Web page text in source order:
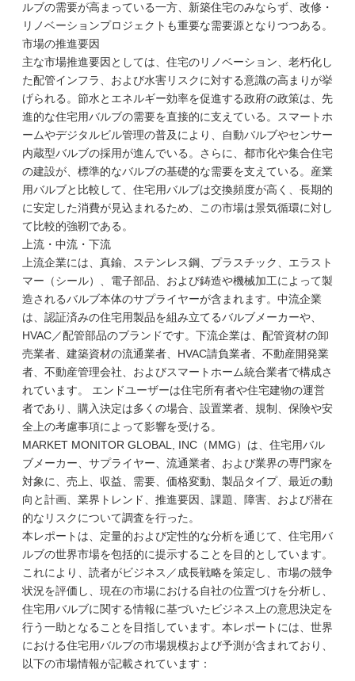
ルブの需要が高まっている一方、新築住宅のみならず、改修・
リノベーションプロジェクトも重要な需要源となりつつある。
市場の推進要因
主な市場推進要因としては、住宅のリノベーション、老朽化し
た配管インフラ、および水害リスクに対する意識の高まりが挙
げられる。節水とエネルギー効率を促進する政府の政策は、先
進的な住宅用バルブの需要を直接的に支えている。スマートホ
ームやデジタルビル管理の普及により、自動バルブやセンサー
内蔵型バルブの採用が進んでいる。さらに、都市化や集合住宅
の建設が、標準的なバルブの基礎的な需要を支えている。産業
用バルブと比較して、住宅用バルブは交換頻度が高く、長期的
に安定した消費が見込まれるため、この市場は景気循環に対し
て比較的強靭である。
上流・中流・下流
上流企業には、真鍮、ステンレス鋼、プラスチック、エラスト
マー（シール）、電子部品、および鋳造や機械加工によって製
造されるバルブ本体のサプライヤーが含まれます。中流企業
は、認証済みの住宅用製品を組み立てるバルブメーカーや、
HVAC／配管部品のブランドです。下流企業は、配管資材の卸
売業者、建築資材の流通業者、HVAC請負業者、不動産開発業
者、不動産管理会社、およびスマートホーム統合業者で構成さ
れています。 エンドユーザーは住宅所有者や住宅建物の運営
者であり、購入決定は多くの場合、設置業者、規制、保険や安
全上の考慮事項によって影響を受ける。
MARKET MONITOR GLOBAL, INC（MMG）は、住宅用バル
ブメーカー、サプライヤー、流通業者、および業界の専門家を
対象に、売上、収益、需要、価格変動、製品タイプ、最近の動
向と計画、業界トレンド、推進要因、課題、障害、および潜在
的なリスクについて調査を行った。
本レポートは、定量的および定性的な分析を通じて、住宅用バ
ルブの世界市場を包括的に提示することを目的としています。
これにより、読者がビジネス／成長戦略を策定し、市場の競争
状況を評価し、現在の市場における自社の位置づけを分析し、
住宅用バルブに関する情報に基づいたビジネス上の意思決定を
行う一助となることを目指しています。本レポートには、世界
における住宅用バルブの市場規模および予測が含まれており、
以下の市場情報が記載されています：